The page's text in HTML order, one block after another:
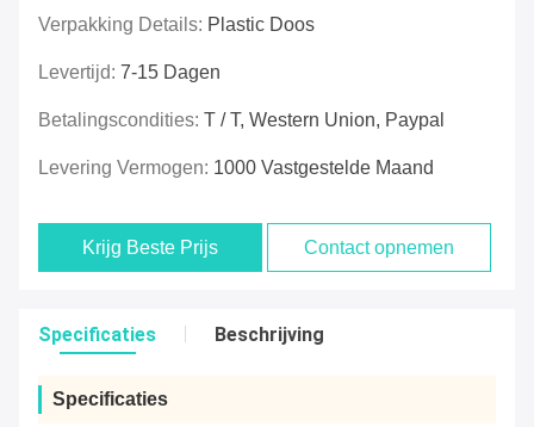
Verpakking Details: Plastic Doos
Levertijd: 7-15 Dagen
Betalingscondities: T / T, Western Union, Paypal
Levering Vermogen: 1000 Vastgestelde Maand
Krijg Beste Prijs Contact opnemen
Specificaties Beschrijving
Specificaties